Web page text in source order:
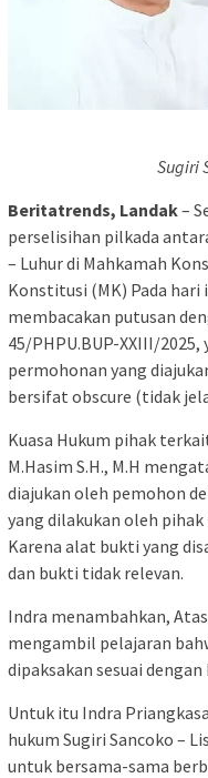
Sugiri
Beritatrends, Landak–
perselisihan pilkada
– Luhur di Mahkamah
Konstitusi (MK) Pada hari
membacakan putusan
45/PHPU.BUP-XXIII/
permohonan yang
bersifat obscure (tidak
Kuasa Hukum pihak
M.Hasim S.H., M.H
diajukan oleh pemohon
yang dilakukan oleh
Karena alat bukti yang
dan bukti tidak relevan.
Indra menambahkan,
mengambil pelajaran
dipaksakan sesuai
Untuk itu Indra
hukum Sugiri Sancoko –
untuk bersama-sama